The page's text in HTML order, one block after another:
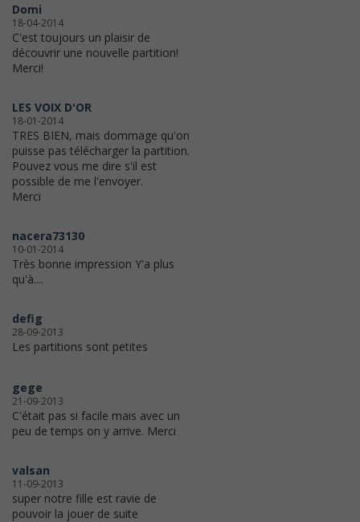
Domi
18-04-2014
C'est toujours un plaisir de
découvrir une nouvelle partition!
Merci!
LES VOIX D'OR
18-01-2014
TRES BIEN, mais dommage qu'on
puisse pas télécharger la partition.
Pouvez vous me dire s'il est
possible de me l'envoyer.
Merci
nacera73130
10-01-2014
Très bonne impression Y'a plus
qu'à....
defig
28-09-2013
Les partitions sont petites
gege
21-09-2013
C'était pas si facile mais avec un
peu de temps on y arrive. Merci
valsan
11-09-2013
super notre fille est ravie de
pouvoir la jouer de suite